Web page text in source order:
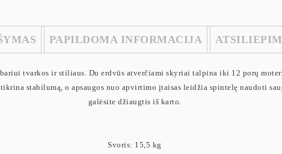
PAPILDOMA INFORMACIJA
tvarkos ir stiliaus. Du erdvūs atverčiami skyriai talpina iki 12 porų
stabilumą, o apsaugos nuo apvirtimo įtaisas leidžia spintelę naudoti
galėsite džiaugtis iš karto.
Svoris: 15,5 kg